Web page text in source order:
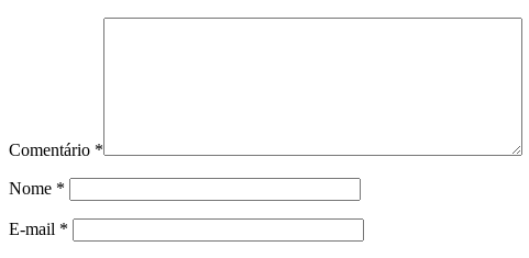
Comentário *
Nome *
E-mail *